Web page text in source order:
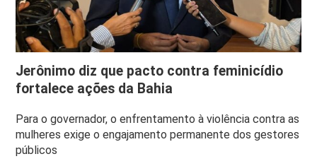
Jerônimo diz que pacto contra feminicídio
fortalece ações da Bahia
Para o governador, o enfrentamento à violência contra as
mulheres exige o engajamento permanente dos gestores
públicos